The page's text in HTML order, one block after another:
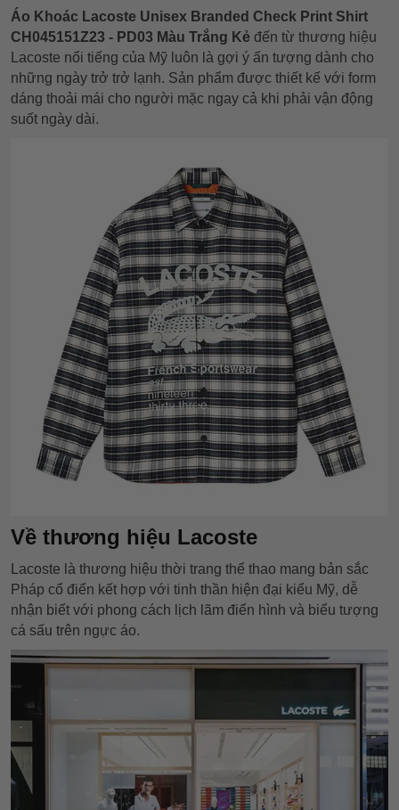
Áo Khoác Lacoste Unisex Branded Check Print Shirt
CH045151Z23 - PD03 Màu Trắng Kẻ đến từ thương hiệu
Lacoste nổi tiếng của Mỹ luôn là gợi ý ấn tượng dành cho
những ngày trở trở lạnh. Sản phẩm được thiết kế với form
dáng thoải mái cho người mặc ngay cả khi phải vận động
suốt ngày dài.
Về thương hiệu Lacoste
Lacoste là thương hiệu thời trang thể thao mang bản sắc
Pháp cổ điển kết hợp với tinh thần hiện đại kiểu Mỹ, dễ
nhận biết với phong cách lịch lãm điển hình và biểu tượng
cá sấu trên ngực áo.